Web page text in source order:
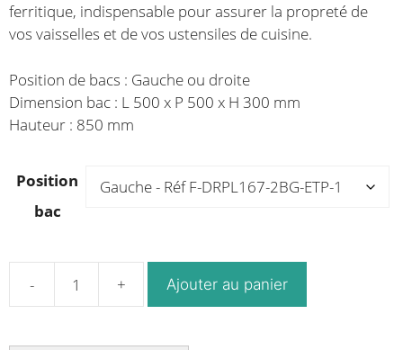
ferritique, indispensable pour assurer la propreté de
vos vaisselles et de vos ustensiles de cuisine.
Position de bacs : Gauche ou droite
Dimension bac : L 500 x P 500 x H 300 mm
Hauteur : 850 mm
Position
bac
quantité
Ajouter au panier